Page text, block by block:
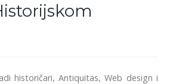
historičari, Antiquitas, Web design i